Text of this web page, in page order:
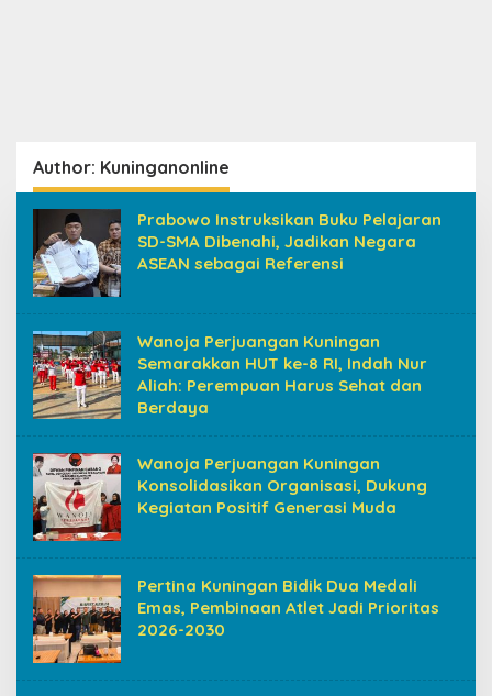
Author: Kuninganonline
Prabowo Instruksikan Buku Pelajaran
SD-SMA Dibenahi, Jadikan Negara
ASEAN sebagai Referensi
Wanoja Perjuangan Kuningan
Semarakkan HUT ke-8 RI, Indah Nur
Aliah: Perempuan Harus Sehat dan
Berdaya
Wanoja Perjuangan Kuningan
Konsolidasikan Organisasi, Dukung
Kegiatan Positif Generasi Muda
Pertina Kuningan Bidik Dua Medali
Emas, Pembinaan Atlet Jadi Prioritas
2026-2030